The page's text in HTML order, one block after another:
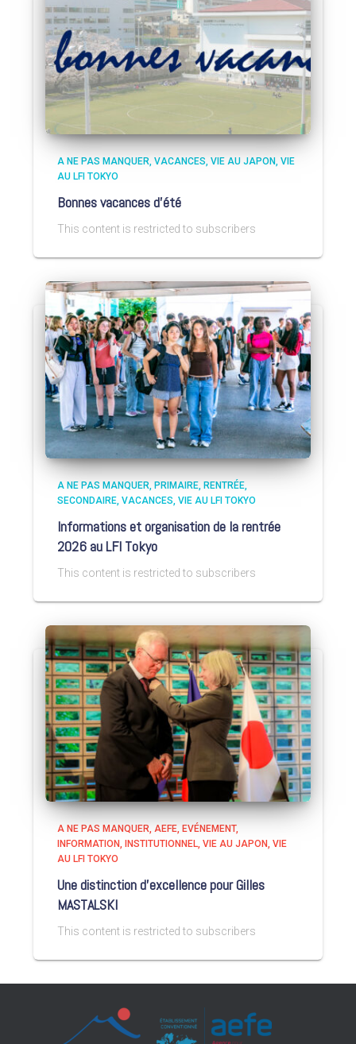
A NE PAS MANQUER VACANCES VIE AU JAPON VIE
AU LFI TOKYO
Bonnes vacances d’été
This content is restricted to subscribers
A NE PAS MANQUER PRIMAIRE RENTRÉE
SECONDAIRE VACANCES VIE AU LFI TOKYO
Informations et organisation de la rentrée
2026 au LFI Tokyo
This content is restricted to subscribers
A NE PAS MANQUER AEFE EVÉNEMENT
INFORMATION
INSTITUTIONNEL VIE AU JAPON VIE
AU LFI TOKYO
Une distinction d’excellence pour Gilles
MASTALSKI
This content is restricted to subscribers